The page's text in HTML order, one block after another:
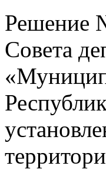
Решение
Совета